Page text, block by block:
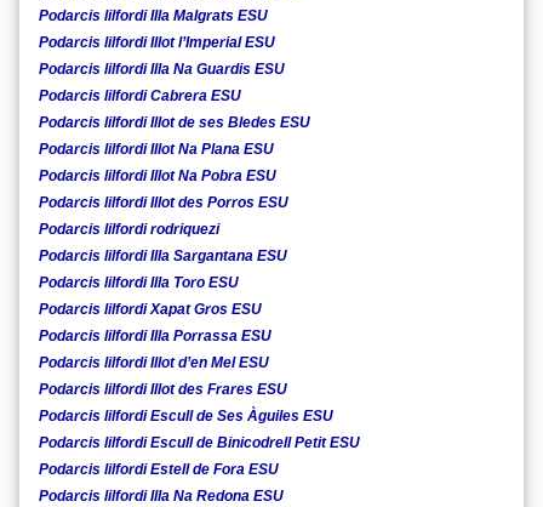
Podarcis lilfordi Illa Malgrats ESU
Podarcis lilfordi Illot l’Imperial ESU
Podarcis lilfordi Illa Na Guardis ESU
Podarcis lilfordi Cabrera ESU
Podarcis lilfordi Illot de ses Bledes ESU
Podarcis lilfordi Illot Na Plana ESU
Podarcis lilfordi Illot Na Pobra ESU
Podarcis lilfordi Illot des Porros ESU
Podarcis lilfordi rodriquezi
Podarcis lilfordi Illa Sargantana ESU
Podarcis lilfordi Illa Toro ESU
Podarcis lilfordi Xapat Gros ESU
Podarcis lilfordi Illa Porrassa ESU
Podarcis lilfordi Illot d’en Mel ESU
Podarcis lilfordi Illot des Frares ESU
Podarcis lilfordi Escull de Ses Àguiles ESU
Podarcis lilfordi Escull de Binicodrell Petit ESU
Podarcis lilfordi Estell de Fora ESU
Podarcis lilfordi Illa Na Redona ESU